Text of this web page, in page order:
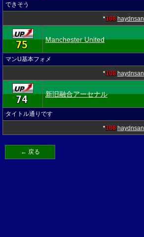
できそう
★108 haydnsan
★75 Manchester United
マンU基本フォメ
★108 haydnsan
★74 新旧融合アーセナル
タイトル通りです
★108 haydnsan
← 戻る